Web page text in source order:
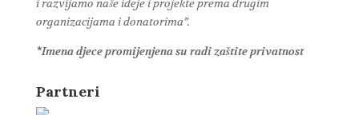
i razvijamo naše ideje i projekte prema drugim
organizacijama i donatorima”.
*Imena djece promijenjena su radi zaštite privatnost
Partneri